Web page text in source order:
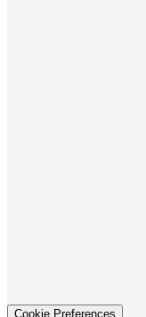
Cookie Preferences